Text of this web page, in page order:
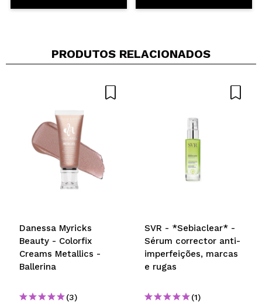
PRODUTOS RELACIONADOS
Danessa Myricks
Beauty - Colorfix
Creams Metallics -
Ballerina
(3)
SVR - *Sebiaclear* -
Sérum corrector anti-
imperfeições, marcas
e rugas
(1)